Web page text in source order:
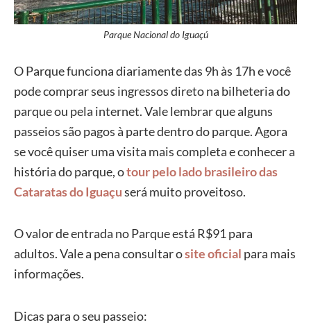
Parque Nacional do Iguaçú
O Parque funciona diariamente das 9h às 17h e você
pode comprar seus ingressos direto na bilheteria do
parque ou pela internet. Vale lembrar que alguns
passeios são pagos à parte dentro do parque. Agora
se você quiser uma visita mais completa e conhecer a
história do parque, otour pelo lado brasileiro das
Cataratas do Iguaçuserá muito proveitoso.
O valor de entrada no Parque está R$91 para
adultos. Vale a pena consultar osite oficial para mais
informações.
Dicas para o seu passeio: